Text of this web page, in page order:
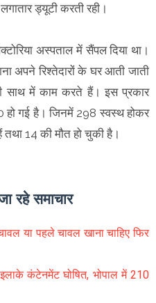
ड्यूटी करती रही।
अस्पताल में सैंपल दिया था।
अपने रिश्तेदारों के घर आती जाती
साथ में काम करते हैं। इस प्रकार
हो गई है। जिनमें 298 स्वस्थ होकर
14 की मौत हो चुकी है।
रहे समाचार
या पहले चावल खाना चाहिए फिर
कंटेनमेंट घोषित, भोपाल में 210